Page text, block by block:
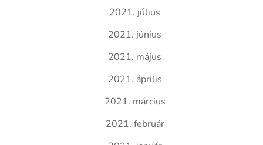
2021. július
2021. június
2021. május
2021. április
2021. március
2021. február